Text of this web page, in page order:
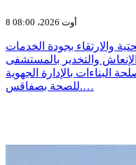
8 أوت 2026، 08:00
والارتقاء بجودة الخدمات
والتخدير بالمستشفى
البناءات بالإدارة الجهوية
للصحة بصفاقس.…